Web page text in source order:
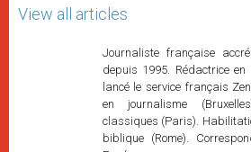
View all articles
Journaliste française
depuis 1995. Rédactrice
lancé le service français
en journalisme
classiques (Paris).
biblique (Rome).